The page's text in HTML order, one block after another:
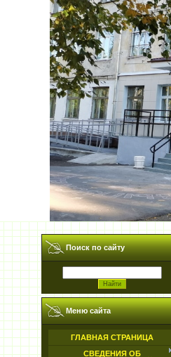
Поиск по сайту
Меню сайта
ГЛАВНАЯ СТРАНИЦА
СВЕДЕНИЯ ОБ